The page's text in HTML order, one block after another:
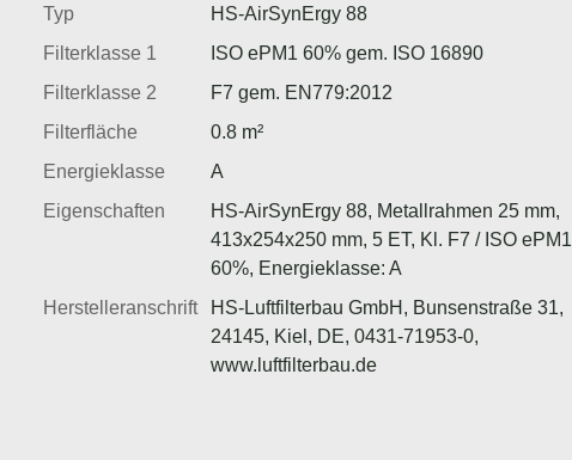
Typ
HS-AirSynErgy 88
Filterklasse 1
ISO ePM1 60% gem. ISO 16890
Filterklasse 2
F7 gem. EN779:2012
Filterfläche
0.8 m²
Energieklasse
A
Eigenschaften
HS-AirSynErgy 88, Metallrahmen 25 mm,
413x254x250 mm, 5 ET, Kl. F7 / ISO ePM1
60%, Energieklasse: A
Herstelleranschrift
HS-Luftfilterbau GmbH, Bunsenstraße 31,
24145, Kiel, DE, 0431-71953-0,
www.luftfilterbau.de